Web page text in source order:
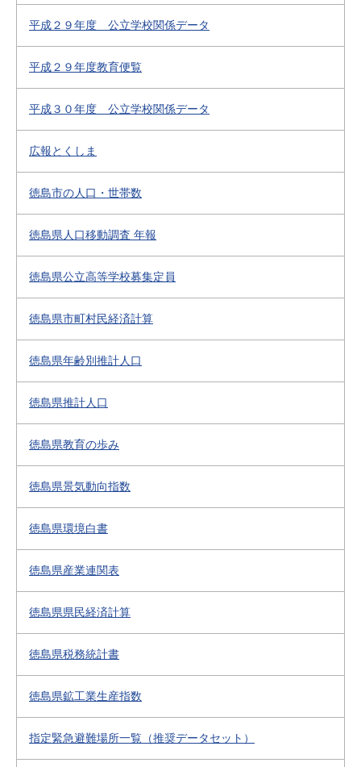
平成２９年度 公立学校関係データ
平成２９年度教育便覧
平成３０年度 公立学校関係データ
広報とくしま
徳島市の人口・世帯数
徳島県人口移動調査 年報
徳島県公立高等学校募集定員
徳島県市町村民経済計算
徳島県年齢別推計人口
徳島県推計人口
徳島県教育の歩み
徳島県景気動向指数
徳島県環境白書
徳島県産業連関表
徳島県県民経済計算
徳島県税務統計書
徳島県鉱工業生産指数
指定緊急避難場所一覧（推奨データセット）